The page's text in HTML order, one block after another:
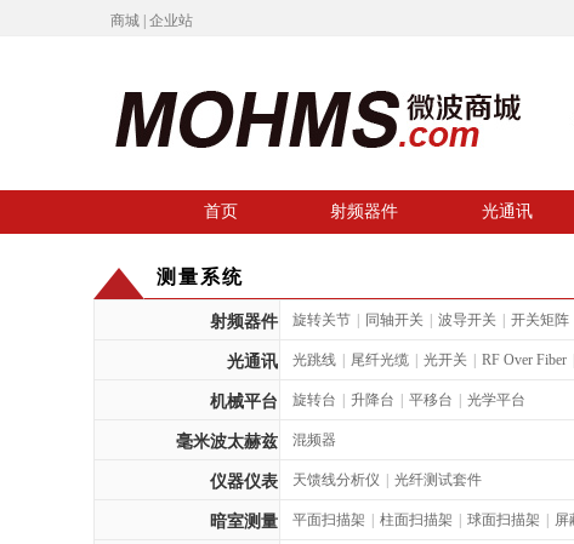
商城 企业站
首页 射频器件 光通讯
测量系统
射频器件 旋转关节 同轴开关 波导开关 开关矩阵
光通讯 光跳线 尾纤光缆 光开关 RF Over Fiber
机械平台 旋转台 升降台 平移台 光学平台
毫米波太赫兹 混频器
仪器仪表 天馈线分析仪 光纤测试套件
暗室测量 平面扫描架 柱面扫描架 球面扫描架 屏